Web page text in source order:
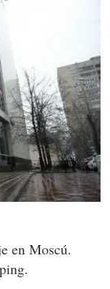
en Moscú.